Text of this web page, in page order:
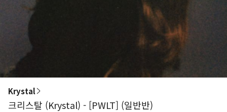
Krystal
크리스탈 (Krystal) - [PWLT] (일반반)